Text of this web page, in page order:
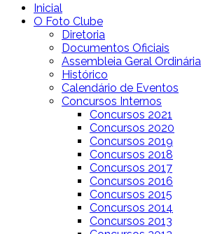
Inicial
O Foto Clube
Diretoria
Documentos Oficiais
Assembleia Geral Ordinária
Histórico
Calendário de Eventos
Concursos Internos
Concursos 2021
Concursos 2020
Concursos 2019
Concursos 2018
Concursos 2017
Concursos 2016
Concursos 2015
Concursos 2014
Concursos 2013